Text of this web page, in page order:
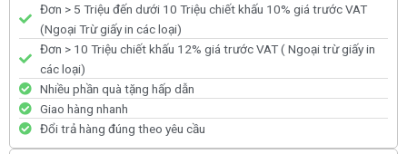
Đơn > 5 Triệu đến dưới 10 Triệu chiết khấu 10% giá trước VAT
(Ngoại Trừ giấy in các loại)
Đơn > 10 Triệu chiết khấu 12% giá trước VAT ( Ngoại trừ giấy in
các loại)
Nhiều phần quà tặng hấp dẫn
Giao hàng nhanh
Đổi trả hàng đúng theo yêu cầu